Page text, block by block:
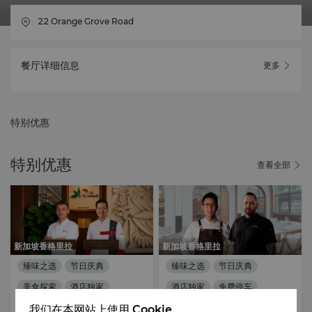
22 Orange Grove Road
餐厅详细信息 更多
特别优惠
特别优惠 查看全部
新加坡香格里拉
臻味之选
节日庆典
美食探索
酒店独家
2026年09月04日- 2026年09月
新加坡香格里拉
臻味之选
节日庆典
酒店独家
免费停车
2026年08月20日
我们在本网站上使用 Cookie